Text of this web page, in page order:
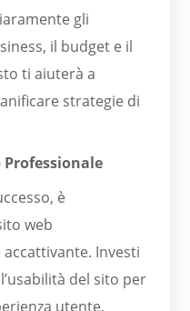
gli
il budget e il
ti aiuterà a
strategie di
Professionale
è
web
Investi
del sito per
utente.